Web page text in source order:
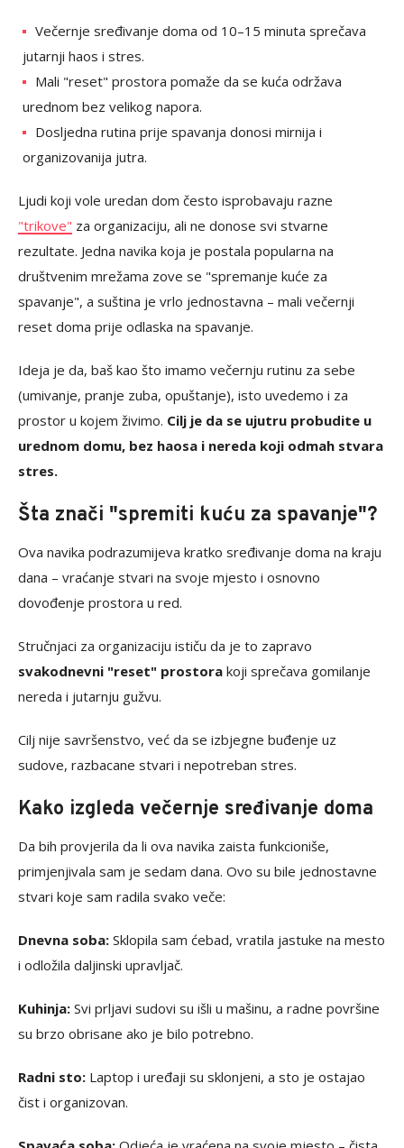
Večernje sređivanje doma od 10–15 minuta sprečava
jutarnji haos i stres.
Mali "reset" prostora pomaže da se kuća održava
urednom bez velikog napora.
Dosljedna rutina prije spavanja donosi mirnija i
organizovanija jutra.
Ljudi koji vole uredan dom često isprobavaju razne
"trikove" za organizaciju, ali ne donose svi stvarne
rezultate. Jedna navika koja je postala popularna na
društvenim mrežama zove se "spremanje kuće za
spavanje", a suština je vrlo jednostavna – mali večernji
reset doma prije odlaska na spavanje.
Ideja je da, baš kao što imamo večernju rutinu za sebe
(umivanje, pranje zuba, opuštanje), isto uvedemo i za
prostor u kojem živimo. Cilj je da se ujutru probudite u
urednom domu, bez haosa i nereda koji odmah stvara
stres.
Šta znači "spremiti kuću za spavanje"?
Ova navika podrazumijeva kratko sređivanje doma na kraju
dana – vraćanje stvari na svoje mjesto i osnovno
dovođenje prostora u red.
Stručnjaci za organizaciju ističu da je to zapravo
svakodnevni "reset" prostora koji sprečava gomilanje
nereda i jutarnju gužvu.
Cilj nije savršenstvo, već da se izbjegne buđenje uz
sudove, razbacane stvari i nepotreban stres.
Kako izgleda večernje sređivanje doma
Da bih provjerila da li ova navika zaista funkcioniše,
primjenjivala sam je sedam dana. Ovo su bile jednostavne
stvari koje sam radila svako veče:
Dnevna soba: Sklopila sam ćebad, vratila jastuke na mesto
i odložila daljinski upravljač.
Kuhinja: Svi prljavi sudovi su išli u mašinu, a radne površine
su brzo obrisane ako je bilo potrebno.
Radni sto: Laptop i uređaji su sklonjeni, a sto je ostajao
čist i organizovan.